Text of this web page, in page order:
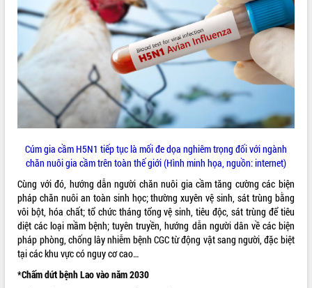
Diễn đàn Kinh tế tư nhân Việt Nam đột
phá cơ chế - Hợp tác công tư
Đề án 06 tạo bước ngoặt đột phá trong
cải cách hành chính tỉnh Đắk Lắk
Kết nối tour, đẩy mạnh chuyển đổi số
để phát triển du lịch Đắk Lắk
Khởi động Dự án Đầu tư xây dựng hạ
tầng kỹ thuật Cụm công nghiệp Tân
Tiến
Gặp mặt các cơ quan báo chí nhân Kỷ
niệm 101 năm Ngày Báo chí Cách
mạng Việt Nam
Đắk Lắk sơ kết 4 năm triển khai thực
hiện Đề án 06 của Chính phủ
Họp báo thông tin về Hội nghị Công bố
Quy hoạch và Xúc tiến đầu tư tỉnh Đắk
Lắk
Khơi thông điểm nghẽn, đẩy nhanh
Cúm gia cầm H5N1 tiếp tục là mối đe dọa nghiêm trọng đối với ngành
chăn nuôi gia cầm trên toàn thế giới (Hình minh họa, nguồn: internet)
Cùng với đó, hướng dẫn người chăn nuôi gia cầm tăng cường các biện
pháp chăn nuôi an toàn sinh học; thường xuyên vệ sinh, sát trùng bằng
vôi bột, hóa chất; tổ chức tháng tổng vệ sinh, tiêu độc, sát trùng để tiêu
diệt các loại mầm bệnh; tuyên truyền, hướng dẫn người dân về các biện
pháp phòng, chống lây nhiễm bệnh CGC từ động vật sang người, đặc biệt
tại các khu vực có nguy cơ cao…
*Chấm dứt bệnh Lao vào năm 2030